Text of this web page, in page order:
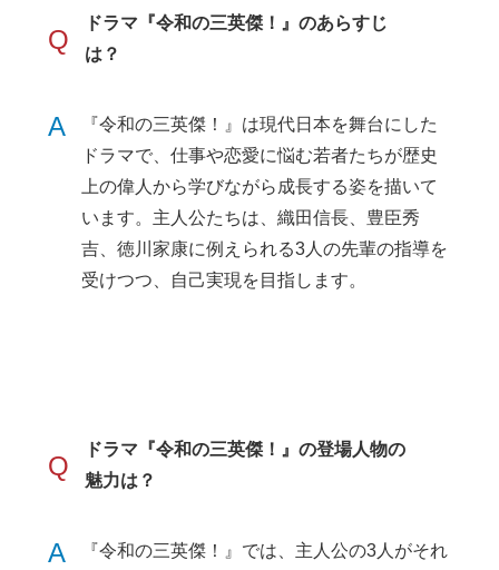
Q
ドラマ『令和の三英傑！』のあらすじ
は？
A
『令和の三英傑！』は現代日本を舞台にした
ドラマで、仕事や恋愛に悩む若者たちが歴史
上の偉人から学びながら成長する姿を描いて
います。主人公たちは、織田信長、豊臣秀
吉、徳川家康に例えられる3人の先輩の指導を
受けつつ、自己実現を目指します。
Q
ドラマ『令和の三英傑！』の登場人物の
魅力は？
A
『令和の三英傑！』では、主人公の3人がそれ